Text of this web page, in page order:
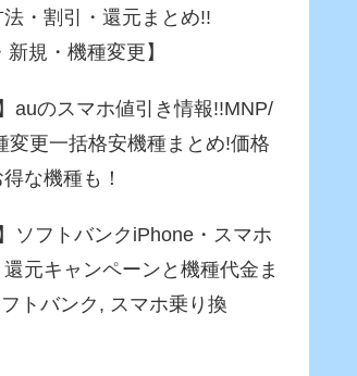
・割引・還元まとめ!!
新規・機種変更】
auのスマホ値引き情報!!MNP/
変更一括格安機種まとめ!価格
な機種も！
ソフトバンクiPhone・スマホ
元キャンペーンと機種代金ま
トバンク, スマホ乗り換